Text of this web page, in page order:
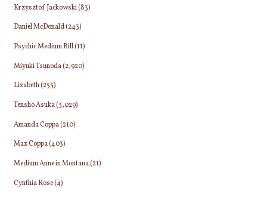
Krzysztof Jackowski(83)
Daniel McDonald(243)
Psychic Medium Bill(11)
Miyuki Tsunoda(2,920)
Lizabeth(255)
Tensho Asuka(3,029)
Amanda Coppa(210)
Max Coppa(403)
Medium Anne in Montana(21)
Cynthia Rose(4)